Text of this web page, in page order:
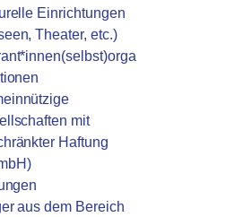
Einrichtungen
Theater, etc.)
mit
Haftung
aus dem Bereich